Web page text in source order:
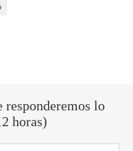
lo
horas)